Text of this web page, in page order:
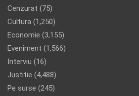
Cenzurat (75)
Cultura (1,250)
Economie (3,155)
Eveniment (1,566)
Interviu (16)
Justitie (4,488)
Pe surse (245)